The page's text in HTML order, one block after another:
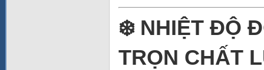
❄️ NHIỆT ĐỘ
TRỌN CHẤT